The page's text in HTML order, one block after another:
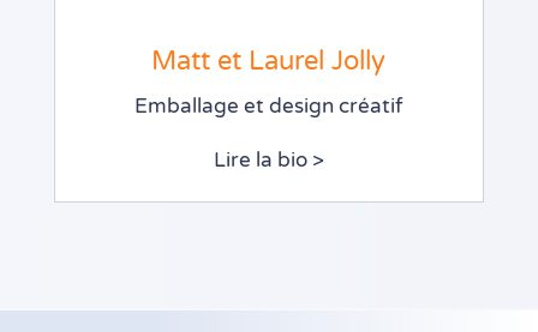
Matt et Laurel Jolly
Emballage et design créatif
Lire la bio >